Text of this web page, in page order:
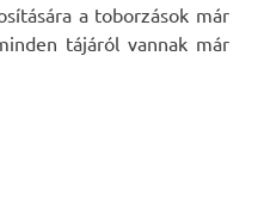
a toborzások már
tájáról vannak már